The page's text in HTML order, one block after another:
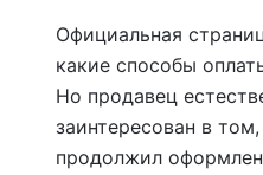
Официальная
какие способы
Но продавец
заинтересован в
продолжил